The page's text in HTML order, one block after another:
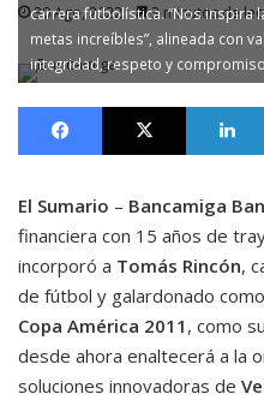
30 Ago, 2022 3 minutos de
carrera futbolística. “Nos inspira
metas increíbles”, alineada con
integridad, respeto y
Facebook X
El Sumario – Bancamiga
financiera con 15 años de
incorporó a Tomás Rincón,
de fútbol y galardonado
Copa América 2011 , como
desde ahora enaltecerá a la
soluciones innovadoras de